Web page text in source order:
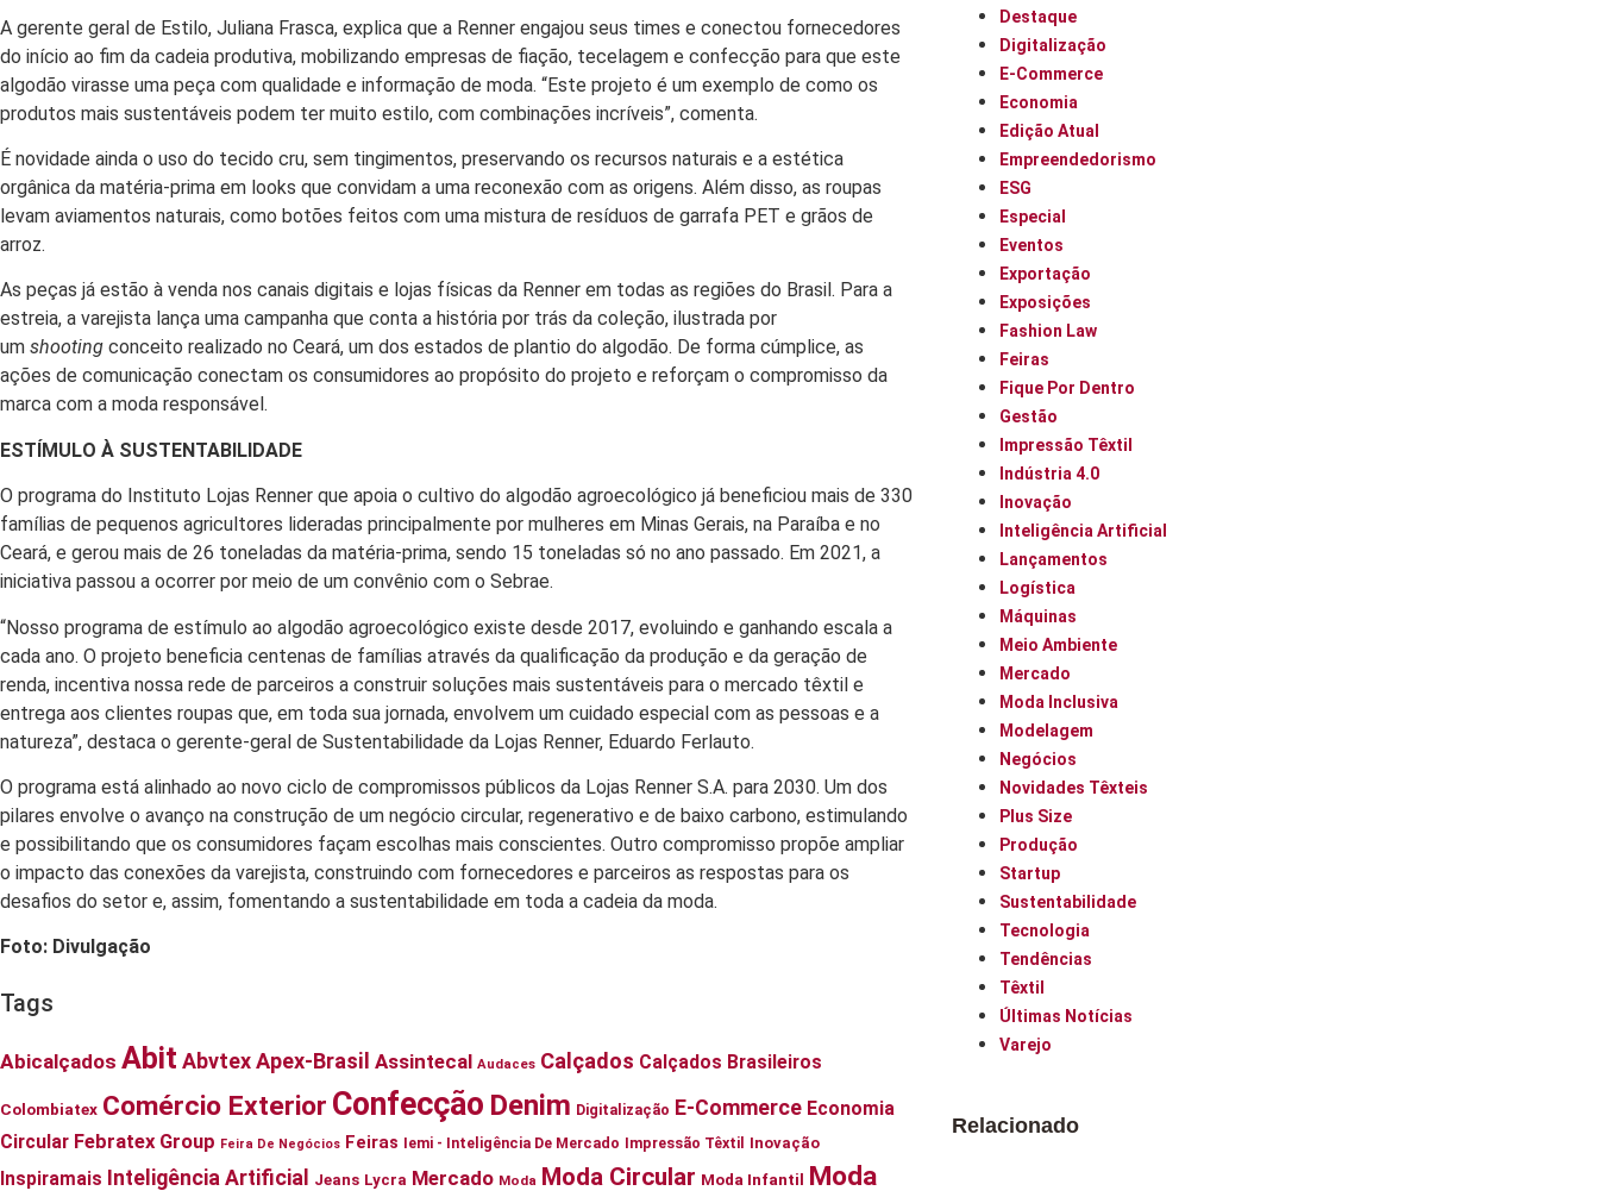
A gerente geral de Estilo, Juliana Frasca, explica que a Renner engajou seus times e conectou fornecedores
do início ao fim da cadeia produtiva, mobilizando empresas de fiação, tecelagem e confecção para que este
algodão virasse uma peça com qualidade e informação de moda. “Este projeto é um exemplo de como os
produtos mais sustentáveis podem ter muito estilo, com combinações incríveis”, comenta.
É novidade ainda o uso do tecido cru, sem tingimentos, preservando os recursos naturais e a estética
orgânica da matéria-prima em looks que convidam a uma reconexão com as origens. Além disso, as roupas
levam aviamentos naturais, como botões feitos com uma mistura de resíduos de garrafa PET e grãos de
arroz.
As peças já estão à venda nos canais digitais e lojas físicas da Renner em todas as regiões do Brasil. Para a
estreia, a varejista lança uma campanha que conta a história por trás da coleção, ilustrada por
um shooting conceito realizado no Ceará, um dos estados de plantio do algodão. De forma cúmplice, as
ações de comunicação conectam os consumidores ao propósito do projeto e reforçam o compromisso da
marca com a moda responsável.
ESTÍMULO À SUSTENTABILIDADE
O programa do Instituto Lojas Renner que apoia o cultivo do algodão agroecológico já beneficiou mais de 330
famílias de pequenos agricultores lideradas principalmente por mulheres em Minas Gerais, na Paraíba e no
Ceará, e gerou mais de 26 toneladas da matéria-prima, sendo 15 toneladas só no ano passado. Em 2021, a
iniciativa passou a ocorrer por meio de um convênio com o Sebrae.
“Nosso programa de estímulo ao algodão agroecológico existe desde 2017, evoluindo e ganhando escala a
cada ano. O projeto beneficia centenas de famílias através da qualificação da produção e da geração de
renda, incentiva nossa rede de parceiros a construir soluções mais sustentáveis para o mercado têxtil e
entrega aos clientes roupas que, em toda sua jornada, envolvem um cuidado especial com as pessoas e a
natureza”, destaca o gerente-geral de Sustentabilidade da Lojas Renner, Eduardo Ferlauto.
O programa está alinhado ao novo ciclo de compromissos públicos da Lojas Renner S.A. para 2030. Um dos
pilares envolve o avanço na construção de um negócio circular, regenerativo e de baixo carbono, estimulando
e possibilitando que os consumidores façam escolhas mais conscientes. Outro compromisso propõe ampliar
o impacto das conexões da varejista, construindo com fornecedores e parceiros as respostas para os
desafios do setor e, assim, fomentando a sustentabilidade em toda a cadeia da moda.
Foto: Divulgação
Tags
Abicalçados Abit AbvtexApex-Brasil Assintecal Audaces Calçados Calçados Brasileiros
Colombiatex Comércio Exterior Confecção Denim Digitalização E-Commerce Economia
Circular Febratex Group Feira De Negócios Feiras Iemi - Inteligência De Mercado Impressão Têxtil Inovação
Inspiramais Inteligência Artificial Jeans Lycra Mercado Moda Moda Circular Moda Infantil Moda
Destaque
Digitalização
E-Commerce
Economia
Edição Atual
Empreendedorismo
ESG
Especial
Eventos
Exportação
Exposições
Fashion Law
Feiras
Fique Por Dentro
Gestão
Impressão Têxtil
Indústria 4.0
Inovação
Inteligência Artificial
Lançamentos
Logística
Máquinas
Meio Ambiente
Mercado
Moda Inclusiva
Modelagem
Negócios
Novidades Têxteis
Plus Size
Produção
Startup
Sustentabilidade
Tecnologia
Tendências
Têxtil
Últimas Notícias
Varejo
Relacionado